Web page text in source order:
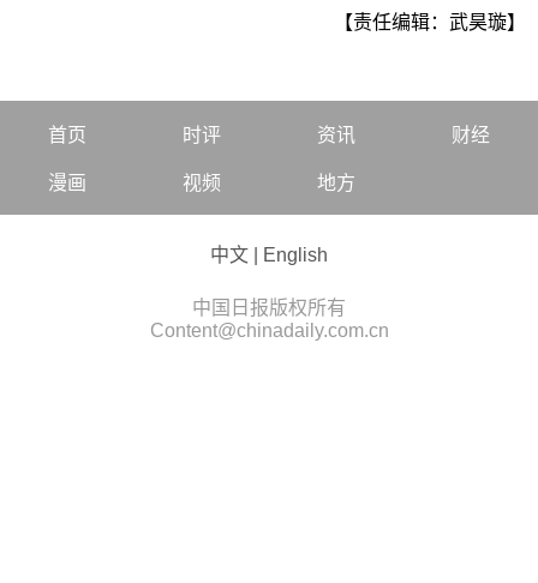
【责任编辑：武昊璇】
首页 时评 资讯 财经
漫画 视频 地方
中文 English
中国日报版权所有
Content@chinadaily.com.cn